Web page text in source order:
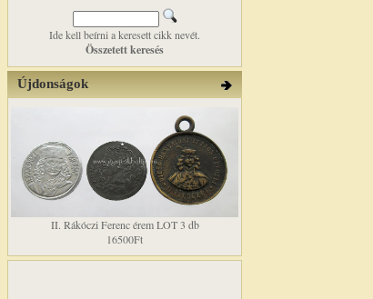
Ide kell beírni a keresett cikk nevét.
Összetett keresés
Újdonságok
II. Rákóczi Ferenc érem LOT 3 db
16500Ft